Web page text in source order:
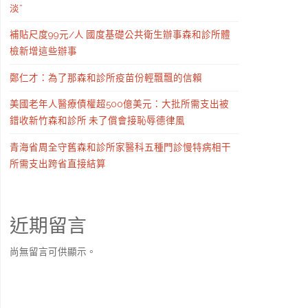
淡”
補貼尺度99元/人 國度基礎公共衛生辦事森和診所體
檢新增這些辦事
鄭仁才：為了那森和診所疫苗份輕飄飄的信賴
美國老年人醫療債權超500億美元：大批所需支出被
錯收新竹森和診所 未了償會接恥辱德律風
青海省周全守舊森和診所家醫科五種門診慢特病相干
所需支出跨省直接結算
近期留言
尚無留言可供顯示。